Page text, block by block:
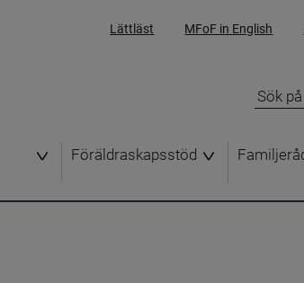
Lättläst MFoF in English
Föräldraskapsstöd